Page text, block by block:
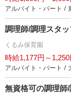
アルバイト・パート /
調理師/調理スタ
くるみ保育園
時給1,177円～1,250
アルバイト・パート /
無資格可の調理師